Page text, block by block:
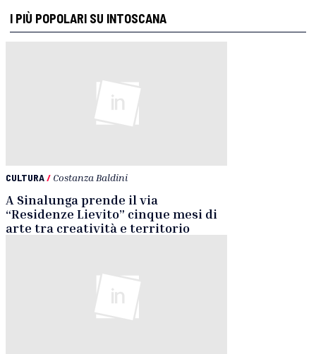
I PIÙ POPOLARI SU INTOSCANA
CULTURA/ Costanza Baldini
A Sinalunga prende il via
“Residenze Lievito” cinque mesi di
arte tra creatività e territorio